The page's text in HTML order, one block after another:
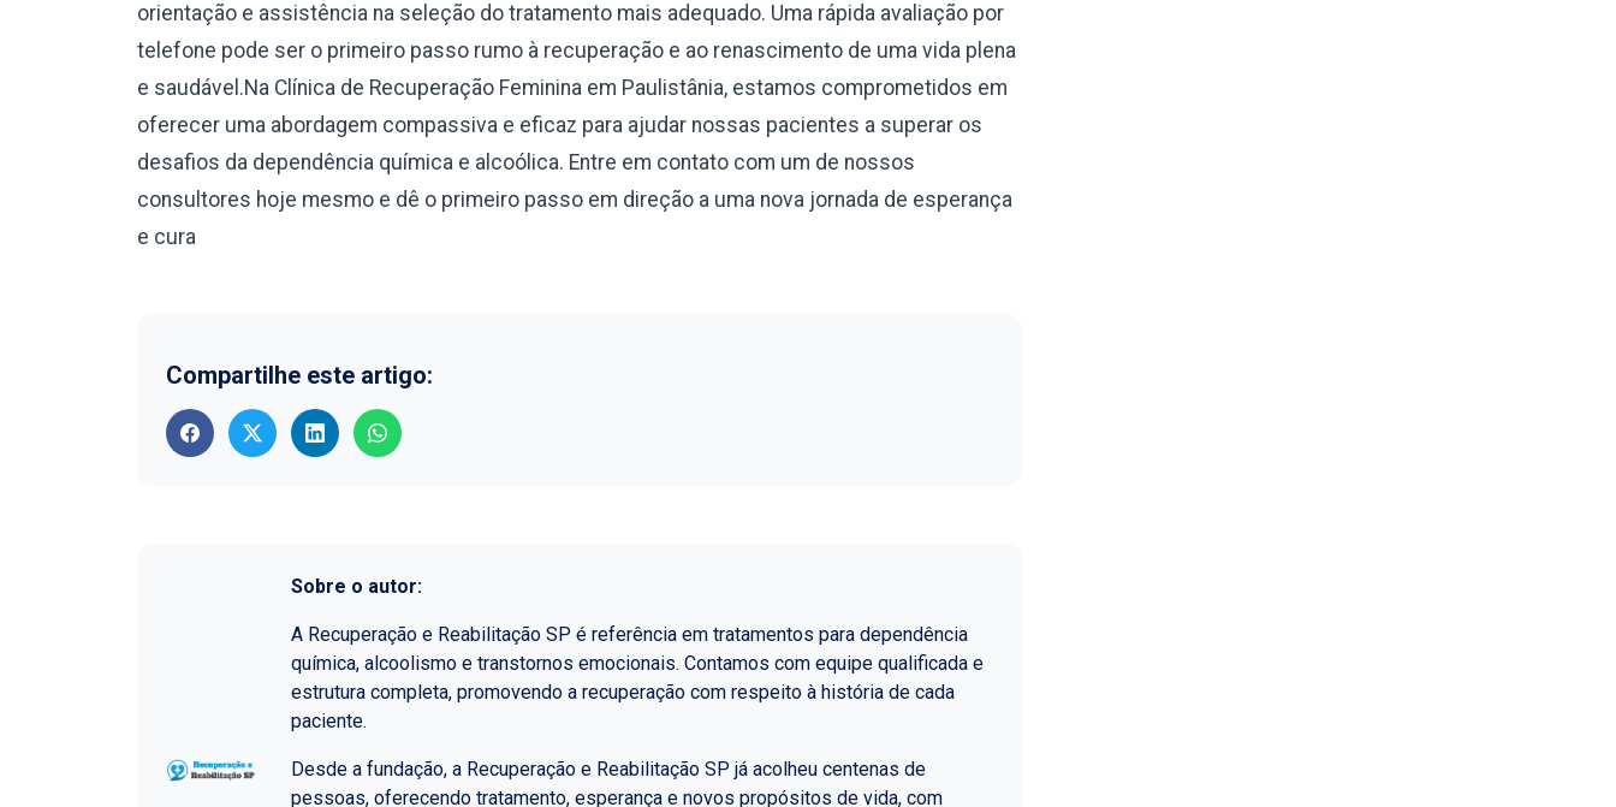
orientação e assistência na seleção do tratamento mais adequado. Uma rápida avaliação por
telefone pode ser o primeiro passo rumo à recuperação e ao renascimento de uma vida plena
e saudável.Na Clínica de Recuperação Feminina em Paulistânia, estamos comprometidos em
oferecer uma abordagem compassiva e eficaz para ajudar nossas pacientes a superar os
desafios da dependência química e alcoólica. Entre em contato com um de nossos
consultores hoje mesmo e dê o primeiro passo em direção a uma nova jornada de esperança
e cura
Compartilhe este artigo:
Sobre o autor:
A Recuperação e Reabilitação SP é referência em tratamentos para dependência
química, alcoolismo e transtornos emocionais. Contamos com equipe qualificada e
estrutura completa, promovendo a recuperação com respeito à história de cada
paciente.
Desde a fundação, a Recuperação e Reabilitação SP já acolheu centenas de
pessoas, oferecendo tratamento, esperança e novos propósitos de vida, com